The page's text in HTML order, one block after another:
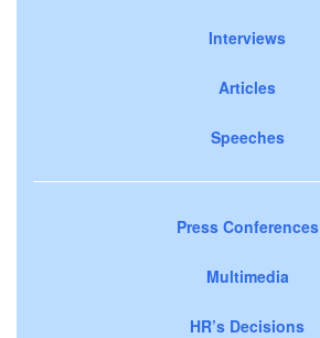
Interviews
Articles
Speeches
Press Conferences
Multimedia
HR’s Decisions